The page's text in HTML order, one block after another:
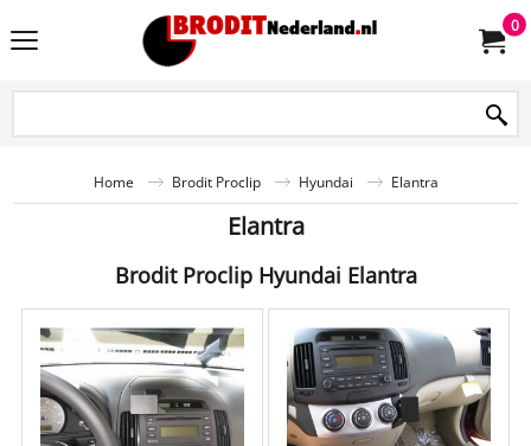
0
Home Brodit Proclip Hyundai Elantra
Elantra
Brodit Proclip Hyundai Elantra